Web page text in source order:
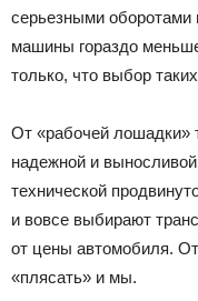
серьезными оборотами
машины гораздо
только, что выбор
От «рабочей лошадки»
надежной и
технической
и вовсе выбирают
от цены автомобиля.
«плясать» и мы.